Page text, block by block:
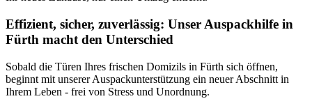
Effizient, sicher, zuverlässig: Unser Auspackhilfe in
Fürth macht den Unterschied
Sobald die Türen Ihres frischen Domizils in Fürth sich öffnen,
beginnt mit unserer Auspackunterstützung ein neuer Abschnitt in
Ihrem Leben - frei von Stress und Unordnung.